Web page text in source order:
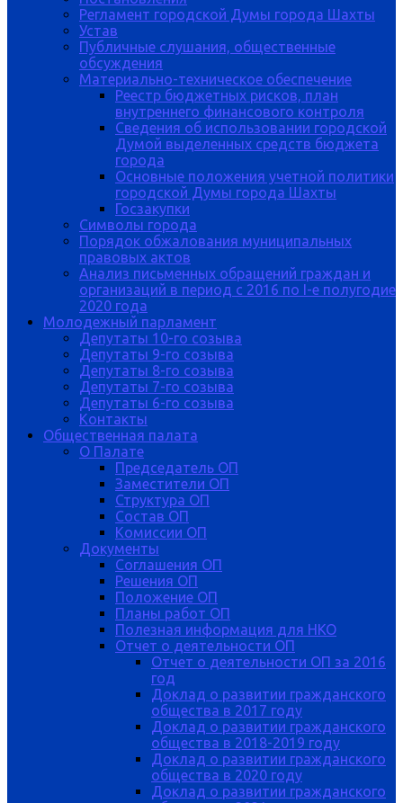
Регламент городской Думы города Шахты
Устав
Публичные слушания, общественные
обсуждения
Материально-техническое обеспечение
Реестр бюджетных рисков, план
внутреннего финансового контроля
Сведения об использовании городской
Думой выделенных средств бюджета
города
Основные положения учетной политики
городской Думы города Шахты
Госзакупки
Символы города
Порядок обжалования муниципальных
правовых актов
Анализ письменных обращений граждан и
организаций в период с 2016 по I-е полугодие
2020 года
Молодежный парламент
Депутаты 10-го созыва
Депутаты 9-го созыва
Депутаты 8-го созыва
Депутаты 7-го созыва
Депутаты 6-го созыва
Контакты
Общественная палата
О Палате
Председатель ОП
Заместители ОП
Структура ОП
Состав ОП
Комиссии ОП
Документы
Соглашения ОП
Решения ОП
Положение ОП
Планы работ ОП
Полезная информация для НКО
Отчет о деятельности ОП
Отчет о деятельности ОП за 2016
год
Доклад о развитии гражданского
общества в 2017 году
Доклад о развитии гражданского
общества в 2018-2019 году
Доклад о развитии гражданского
общества в 2020 году
Доклад о развитии гражданского